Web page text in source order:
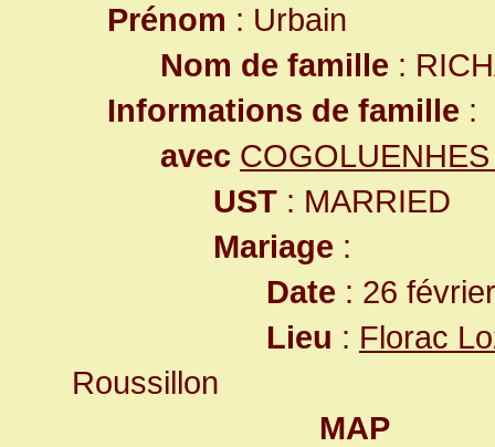
Prénom : Urbain
Nom de famille :
Informations de famille :
avec
UST : MARRIED
Mariage :
Date : 26
Lieu : Florac
Roussillon
MAP